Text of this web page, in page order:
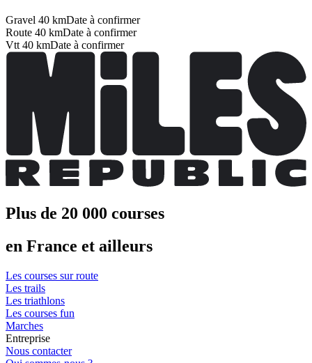
Gravel 40 kmDate à confirmer
Route 40 kmDate à confirmer
Vtt 40 kmDate à confirmer
Plus de 20 000 courses
en France et ailleurs
Les courses sur route
Les trails
Les triathlons
Les courses fun
Marches
Entreprise
Nous contacter